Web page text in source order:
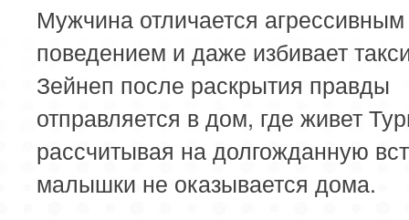
Мужчина отличается агрессивным
поведением и даже избивает
Зейнеп после раскрытия правды
отправляется в дом, где живет
рассчитывая на долгожданную
малышки не оказывается дома.